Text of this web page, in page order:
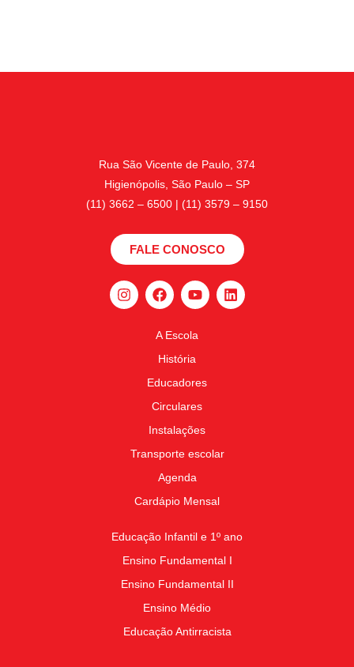
Rua São Vicente de Paulo, 374
Higienópolis, São Paulo – SP
(11) 3662 – 6500 | (11) 3579 – 9150
FALE CONOSCO
A Escola
História
Educadores
Circulares
Instalações
Transporte escolar
Agenda
Cardápio Mensal
Educação Infantil e 1º ano
Ensino Fundamental I
Ensino Fundamental II
Ensino Médio
Educação Antirracista